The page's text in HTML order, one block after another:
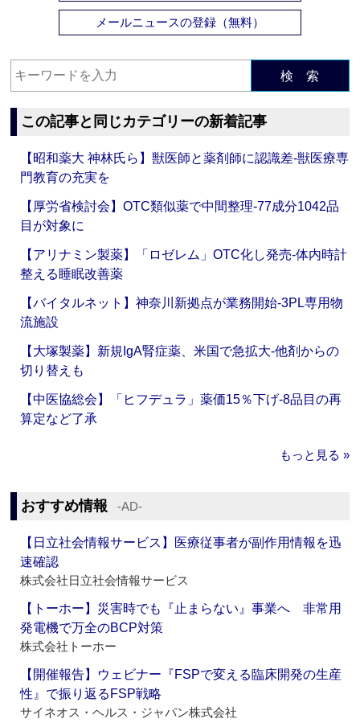
メールニュースの登録（無料）
検 索
この記事と同じカテゴリーの新着記事
【昭和薬大 神林氏ら】獣医師と薬剤師に認識差‐獣医療専
門教育の充実を
【厚労省検討会】OTC類似薬で中間整理‐77成分1042品
目が対象に
【アリナミン製薬】「ロゼレム」OTC化し発売‐体内時計
整える睡眠改善薬
【バイタルネット】神奈川新拠点が業務開始‐3PL専用物
流施設
【大塚製薬】新規IgA腎症薬、米国で急拡大‐他剤からの
切り替えも
【中医協総会】「ヒフデュラ」薬価15％下げ‐8品目の再
算定など了承
もっと見る »
おすすめ情報 ‐AD‐
【日立社会情報サービス】医療従事者が副作用情報を迅
速確認
株式会社日立社会情報サービス
【トーホー】災害時でも『止まらない』事業へ 非常用
発電機で万全のBCP対策
株式会社トーホー
【開催報告】ウェビナー『FSPで変える臨床開発の生産
性』で振り返るFSP戦略
サイネオス・ヘルス・ジャパン株式会社